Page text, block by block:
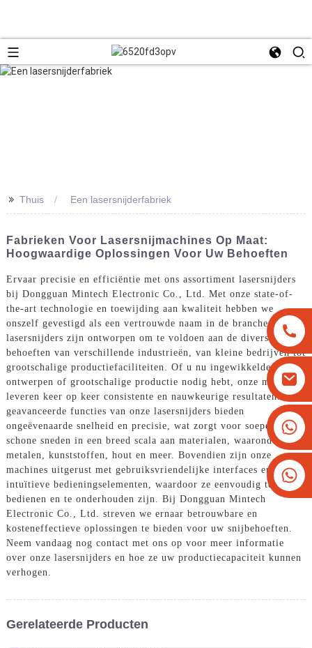
+8613825779334
+16266628193
>> Thuis Een lasersnijderfabriek
Fabrieken Voor Lasersnijmachines Op Maat:
Hoogwaardige Oplossingen Voor Uw Behoeften
Ervaar precisie en efficiëntie met ons assortiment lasersnijders
bij Dongguan Mintech Electronic Co., Ltd. Met onze state-of-
the-art technologie en toewijding aan kwaliteit hebben we
onszelf gevestigd als een vertrouwde naam in de branche. Onze
lasersnijders zijn ontworpen om te voldoen aan de diverse
behoeften van verschillende industrieën, van kleine bedrijven tot
grootschalige productiefaciliteiten. Of u nu ingewikkelde
ontwerpen of grootschalige productie nodig hebt, onze machines
leveren keer op keer consistente en nauwkeurige resultaten. De
geavanceerde functies van onze lasersnijders bieden
ongeëvenaarde snelheid en precisie, wat zorgt voor soepele en
schone sneden in een breed scala aan materialen, waaronder
metalen, kunststoffen, hout en meer. Bovendien zijn onze
machines uitgerust met gebruiksvriendelijke interfaces en
intuïtieve bedieningselementen, waardoor ze eenvoudig te
bedienen en te onderhouden zijn. Bij Dongguan Mintech
Electronic Co., Ltd. streven we ernaar betrouwbare en
kosteneffectieve oplossingen te bieden voor uw snijbehoeften.
Neem vandaag nog contact met ons op voor meer informatie
over onze lasersnijders en hoe ze uw productiecapaciteit kunnen
verhogen.
Gerelateerde Producten